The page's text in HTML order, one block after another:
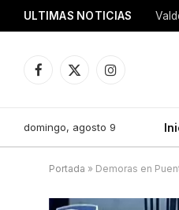
ULTIMAS NOTICIAS
Facebook
X
Instagram
domingo, agosto 9
Portada » Demoras en